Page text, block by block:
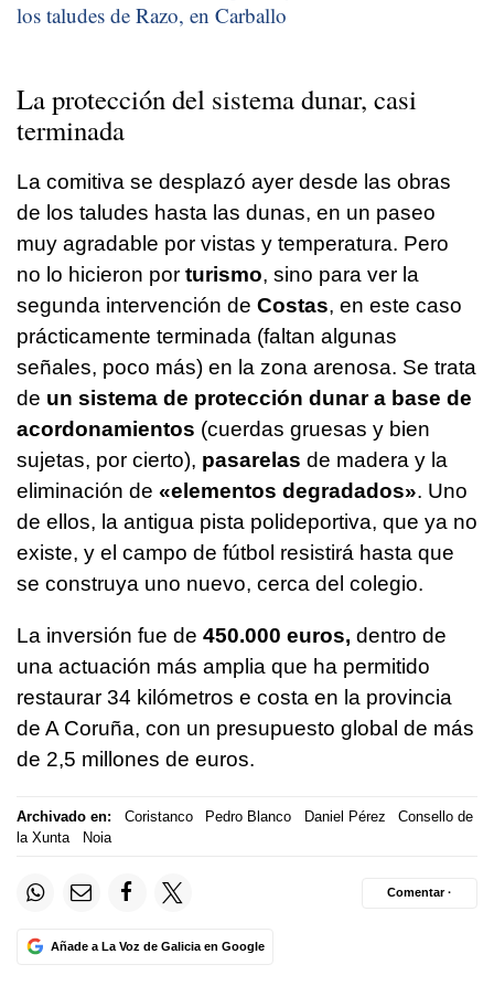
los taludes de Razo, en Carballo
La protección del sistema dunar, casi
terminada
La comitiva se desplazó ayer desde las obras
de los taludes hasta las dunas, en un paseo
muy agradable por vistas y temperatura. Pero
no lo hicieron por turismo, sino para ver la
segunda intervención de Costas, en este caso
prácticamente terminada (faltan algunas
señales, poco más) en la zona arenosa. Se trata
de un sistema de protección dunar a base de
acordonamientos (cuerdas gruesas y bien
sujetas, por cierto), pasarelas de madera y la
eliminación de «elementos degradados». Uno
de ellos, la antigua pista polideportiva, que ya no
existe, y el campo de fútbol resistirá hasta que
se construya uno nuevo, cerca del colegio.
La inversión fue de 450.000 euros, dentro de
una actuación más amplia que ha permitido
restaurar 34 kilómetros e costa en la provincia
de A Coruña, con un presupuesto global de más
de 2,5 millones de euros.
Archivado en: Coristanco Pedro Blanco Daniel Pérez
Consello de
la Xunta
Noia
Añade a La Voz de Galicia en Google
Comentar ·